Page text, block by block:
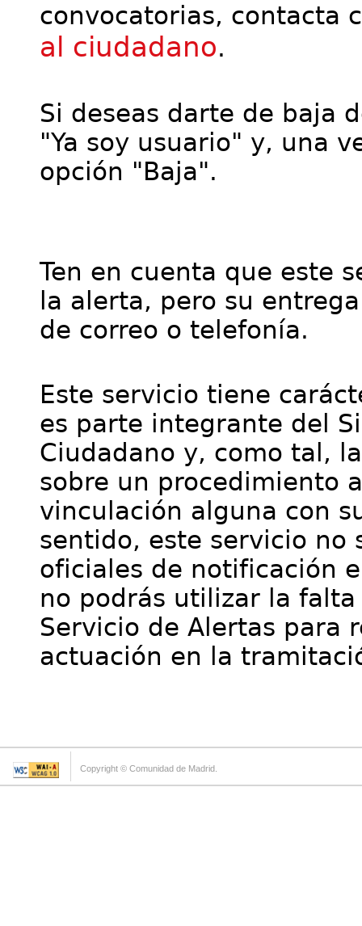
convocatorias, contacta
al ciudadano.
Si deseas darte de baja
"Ya soy usuario" y, una
opción "Baja".
Ten en cuenta que este
la alerta, pero su
de correo o telefonía.
Este servicio tiene
es parte integrante del
Ciudadano y, como tal,
sobre un procedimiento
vinculación alguna con
sentido, este servicio no
oficiales de notificación
no podrás utilizar la
Servicio de Alertas para
actuación en la
Copyright © Comunidad de Madrid.